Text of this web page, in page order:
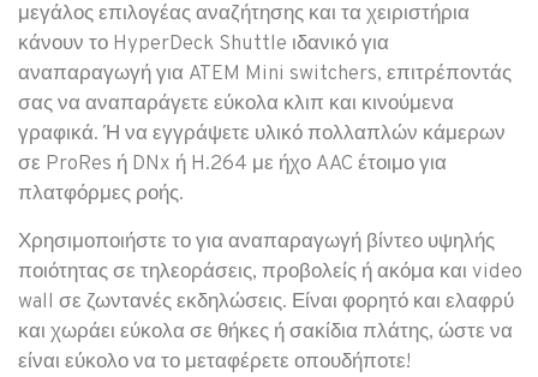
μεγάλος επιλογέας αναζήτησης και τα χειριστήρια
κάνουν το HyperDeck Shuttle ιδανικό για
αναπαραγωγή για ATEM Mini switchers, επιτρέποντάς
σας να αναπαράγετε εύκολα κλιπ και κινούμενα
γραφικά. Ή να εγγράψετε υλικό πολλαπλών κάμερων
σε ProRes ή DNx ή H.264 με ήχο AAC έτοιμο για
πλατφόρμες ροής.
Χρησιμοποιήστε το για αναπαραγωγή βίντεο υψηλής
ποιότητας σε τηλεοράσεις, προβολείς ή ακόμα και video
wall σε ζωντανές εκδηλώσεις. Είναι φορητό και ελαφρύ
και χωράει εύκολα σε θήκες ή σακίδια πλάτης, ώστε να
είναι εύκολο να το μεταφέρετε οπουδήποτε!